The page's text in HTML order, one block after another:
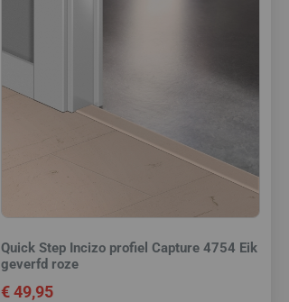
Quick Step Incizo profiel Capture 4754 Eik
geverfd roze
€49,95